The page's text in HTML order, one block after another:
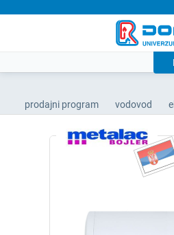
prodajni program vodovod